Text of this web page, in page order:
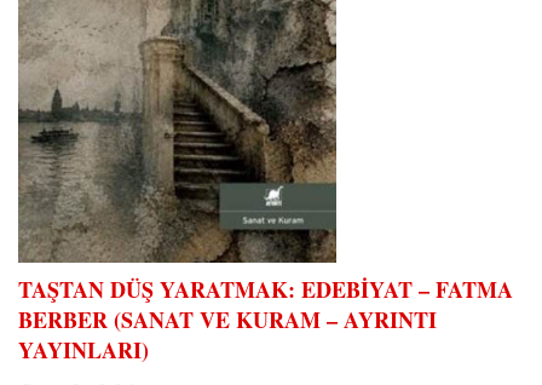
TAŞTAN DÜŞ YARATMAK: EDEBİYAT – FATMA
BERBER (SANAT VE KURAM – AYRINTI
YAYINLARI)